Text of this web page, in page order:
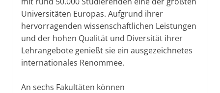
Universitäten Europas. Aufgrund ihrer
hervorragenden wissenschaftlichen Leistungen
und der hohen Qualität und Diversität ihrer
Lehrangebote genießt sie ein ausgezeichnetes
internationales Renommee.
An sechs Fakultäten können